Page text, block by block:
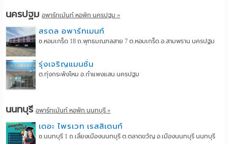
นครปฐมอพาร์ทเม้นท์ หอพัก นครปฐม »
สรดล อพาร์ทเมนท์
ซ.หอมเกร็ด 18 ถ.พุทธมณฑลสาย 7 ต.หอมเกร็ด อ.สามพราน นครปฐม
รุ่งเจริญแมนชั่น
ต.ทุ่งกระพังโหม อ.กำแพงแสน นครปฐม
นนทบุรีอพาร์ทเม้นท์ หอพัก นนทบุรี »
เดอะ ไพรเวท เรสสิเดนท์
ซ.นนทบุรี 1 ถ.เลี่ยงเมืองนนทบุรี ต.ตลาดขวัญ อ.เมืองนนทบุรี นนทบุรี